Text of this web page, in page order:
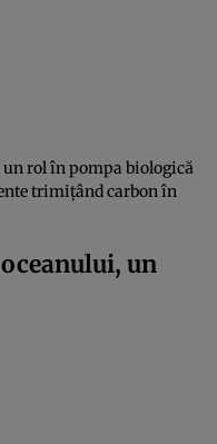
rol în pompa biologică
trimițând carbon în
un